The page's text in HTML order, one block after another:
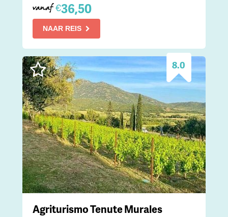
vanaf €36,50
NAAR REIS
8.0
Agriturismo Tenute Murales